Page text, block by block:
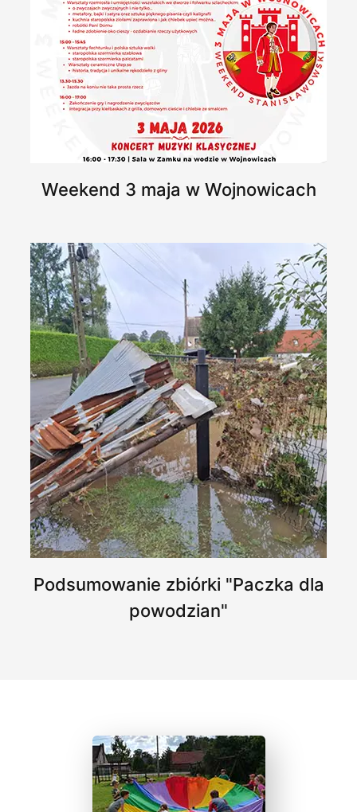
Weekend 3 maja w Wojnowicach
Podsumowanie zbiórki "Paczka dla
powodzian"